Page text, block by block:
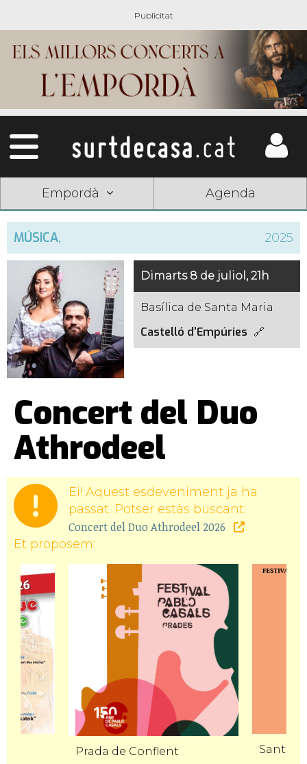
Empordà Agenda
MÚSICA, 2025
Dimarts 8 de juliol, 21h
Basílica de Santa Maria
Castelló d'Empúries
Concert del Duo
Athrodeel
Ei! Aquest esdeveniment ja ha
passat. Potser estàs buscant:
Concert del Duo Athrodeel 2026
Et proposem:
Prada de Conflent Sant